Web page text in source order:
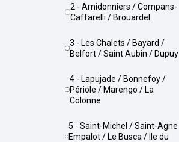
2 - Amidonniers / Compans-
Caffarelli / Brouardel
3 - Les Chalets / Bayard /
Belfort / Saint Aubin / Dupuy
4 - Lapujade / Bonnefoy /
Périole / Marengo / La
Colonne
5 - Saint-Michel / Saint-Agne /
Empalot / Le Busca / Ile du